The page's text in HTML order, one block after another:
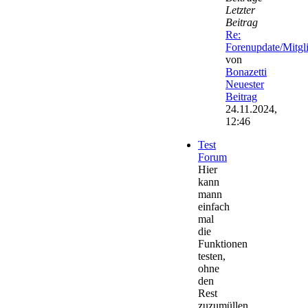
Letzter
Beitrag
Re:
Forenupdate/
von
Bonazetti
Neuester
Beitrag
24.11.2024,
12:46
Test
Forum
Hier
kann
mann
einfach
mal
die
Funktionen
testen,
ohne
den
Rest